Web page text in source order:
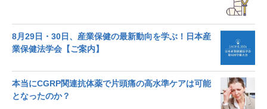
8月29日・30日、産業保健の最新動向を学ぶ！日本産
業保健法学会【ご案内】
本当にCGRP関連抗体薬で片頭痛の高水準ケアは可能
となったのか？